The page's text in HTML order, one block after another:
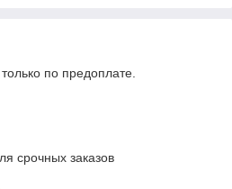
по предоплате.
срочных заказов